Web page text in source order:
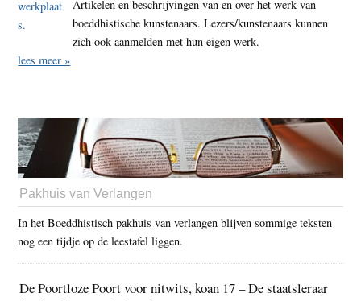
Artikelen en beschrijvingen van en over het werk van
boeddhistische kunstenaars. Lezers/kunstenaars kunnen
zich ook aanmelden met hun eigen werk.
lees meer »
Pakhuis van Verlangen
In het Boeddhistisch pakhuis van verlangen blijven sommige teksten
nog een tijdje op de leestafel liggen.
De Poortloze Poort voor nitwits, koan 17 – De staatsleraar